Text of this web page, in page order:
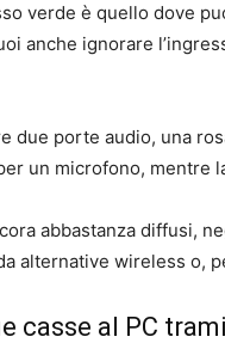
verde è quello dove
anche ignorare
due porte audio, una
un microfono, mentre
abbastanza diffusi,
alternative wireless o,
casse al PC